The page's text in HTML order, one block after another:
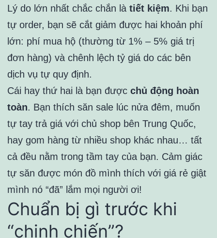
Lý do lớn nhất chắc chắn là tiết kiệm. Khi bạn
tự order, bạn sẽ cắt giảm được hai khoản phí
lớn: phí mua hộ (thường từ 1% – 5% giá trị
đơn hàng) và chênh lệch tỷ giá do các bên
dịch vụ tự quy định.
Cái hay thứ hai là bạn được chủ động hoàn
toàn. Bạn thích săn sale lúc nửa đêm, muốn
tự tay trả giá với chủ shop bên Trung Quốc,
hay gom hàng từ nhiều shop khác nhau… tất
cả đều nằm trong tầm tay của bạn. Cảm giác
tự săn được món đồ mình thích với giá rẻ giật
mình nó “đã” lắm mọi người ơi!
Chuẩn bị gì trước khi
“chinh chiến”?